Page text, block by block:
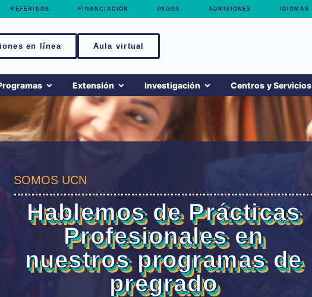
REFERIDOS FINANCIACIÓN PAGOS ADMISIONES IDIOMAS
en línea Aula virtual
Extensión Investigación Centros y Servicios
SOMOS UCN
Hablemos de Prácticas
Profesionales en
nuestros programas de
pregrado